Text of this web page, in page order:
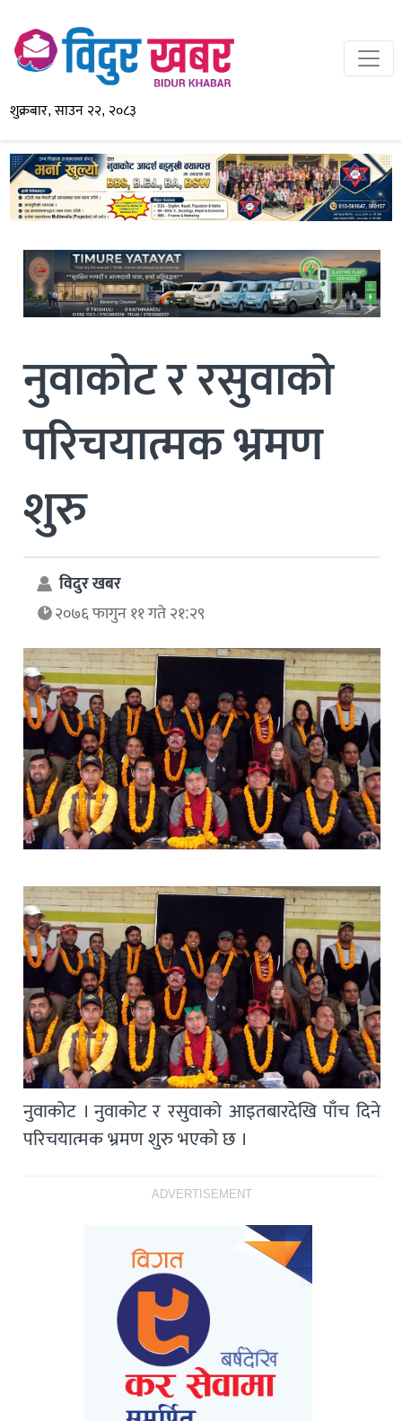
शुक्रबार, साउन २२, २०८३
नुवाकोट र रसुवाको
परिचयात्मक भ्रमण
शुरु
विदुर खबर
२०७६ फागुन ११ गते २१:२९
नुवाकोट । नुवाकोट र रसुवाको आइतबारदेखि पाँच दिने
परिचयात्मक भ्रमण शुरु भएको छ ।
ADVERTISEMENT